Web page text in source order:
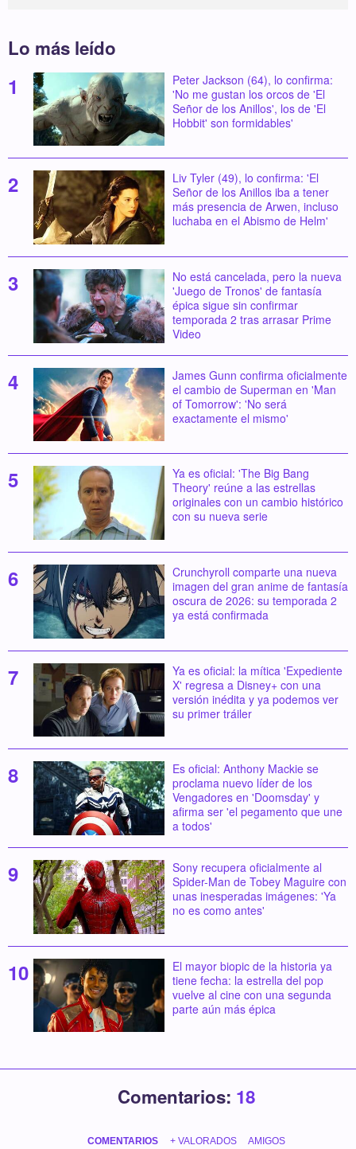
Lo más leído
Peter Jackson (64), lo confirma:
'No me gustan los orcos de 'El
Señor de los Anillos', los de 'El
Hobbit' son formidables'
Liv Tyler (49), lo confirma: 'El
Señor de los Anillos iba a tener
más presencia de Arwen, incluso
luchaba en el Abismo de Helm'
No está cancelada, pero la nueva
'Juego de Tronos' de fantasía
épica sigue sin confirmar
temporada 2 tras arrasar Prime
Video
James Gunn confirma oficialmente
el cambio de Superman en 'Man
of Tomorrow': 'No será
exactamente el mismo'
Ya es oficial: 'The Big Bang
Theory' reúne a las estrellas
originales con un cambio histórico
con su nueva serie
Crunchyroll comparte una nueva
imagen del gran anime de fantasía
oscura de 2026: su temporada 2
ya está confirmada
Ya es oficial: la mítica 'Expediente
X' regresa a Disney+ con una
versión inédita y ya podemos ver
su primer tráiler
Es oficial: Anthony Mackie se
proclama nuevo líder de los
Vengadores en 'Doomsday' y
afirma ser 'el pegamento que une
a todos'
Sony recupera oficialmente al
Spider-Man de Tobey Maguire con
unas inesperadas imágenes: 'Ya
no es como antes'
El mayor biopic de la historia ya
tiene fecha: la estrella del pop
vuelve al cine con una segunda
parte aún más épica
Comentarios: 18
COMENTARIOS + VALORADOS AMIGOS